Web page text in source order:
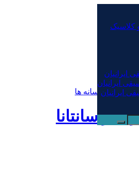
کلاسیک
ایرانیان
ایرانیان
ایرانیان
دیگر رسانه ها
از سانتانا